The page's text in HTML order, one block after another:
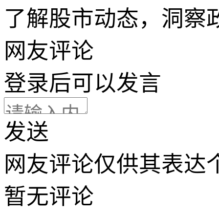
了解股市动态，洞察
网友评论
登录后可以发言
发送
网友评论仅供其表达
暂无评论